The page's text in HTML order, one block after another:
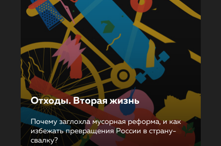
Отходы. Вторая жизнь
Почему заглохла мусорная реформа, и как
избежать превращения России в страну-
свалку?